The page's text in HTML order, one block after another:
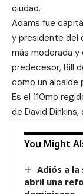
ciudad.
Adams fue
y presidente del
más moderada
predecesor, Bill
como un alcalde
Es el 110mo
de David
You Might
Adiós a
abril una